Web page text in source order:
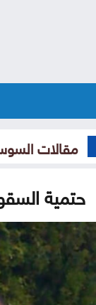
مقالات
حتمية